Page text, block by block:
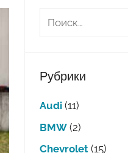
Рубрики
Audi(11)
BMW(2)
Chevrolet(15)